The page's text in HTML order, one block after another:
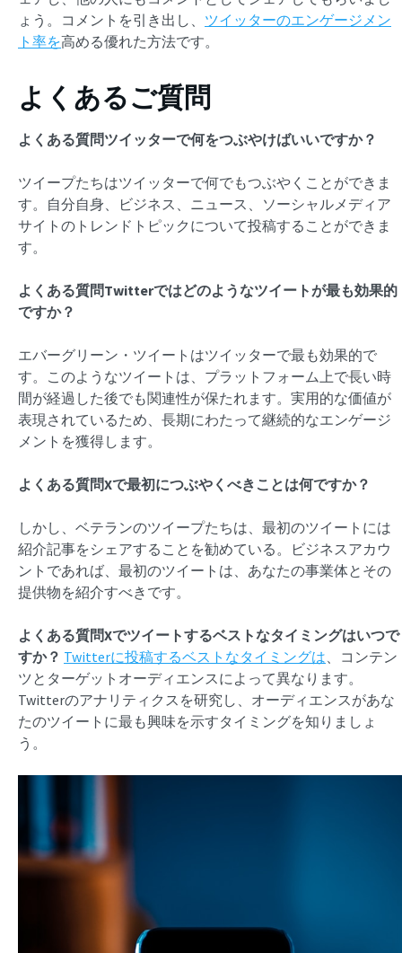
ょう。コメントを引き出し、 ツイッターのエンゲージメン
ト率を高める優れた方法です。
よくあるご質問
よくある質問ツイッターで何をつぶやけばいいですか？
ツイープたちはツイッターで何でもつぶやくことができま
す。自分自身、ビジネス、ニュース、ソーシャルメディア
サイトのトレンドトピックについて投稿することができま
す。
よくある質問Twitterではどのようなツイートが最も効果的
ですか？
エバーグリーン・ツイートはツイッターで最も効果的で
す。このようなツイートは、プラットフォーム上で長い時
間が経過した後でも関連性が保たれます。実用的な価値が
表現されているため、長期にわたって継続的なエンゲージ
メントを獲得します。
よくある質問Xで最初につぶやくべきことは何ですか？
しかし、ベテランのツイープたちは、最初のツイートには
紹介記事をシェアすることを勧めている。ビジネスアカウ
ントであれば、最初のツイートは、あなたの事業体とその
提供物を紹介すべきです。
よくある質問Xでツイートするベストなタイミングはいつで
すか？ Twitterに投稿するベストなタイミングは 、コンテン
ツとターゲットオーディエンスによって異なります。
Twitterのアナリティクスを研究し、オーディエンスがあな
たのツイートに最も興味を示すタイミングを知りましょ
う。